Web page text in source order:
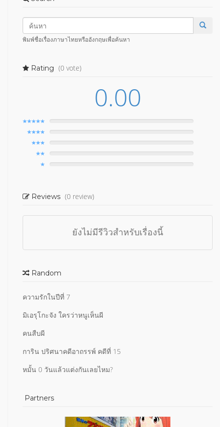
พิมพ์ชื่อเรื่องภาษาไทยหรืออังกฤษเพื่อค้นหา
Rating (0 vote)
0.00
Reviews (0 review)
ยังไม่มีรีวิวสำหรับเรื่องนี้
Random
ความรักในปีที่ 7
มิเอรุโกะจัง ใครว่าหนูเห็นผี
คนสืบผี
การิน ปริศนาคดีอาถรรพ์ คดีที่ 15
หมั้น 0 วันแล้วแต่งกันเลยไหม?
Partners